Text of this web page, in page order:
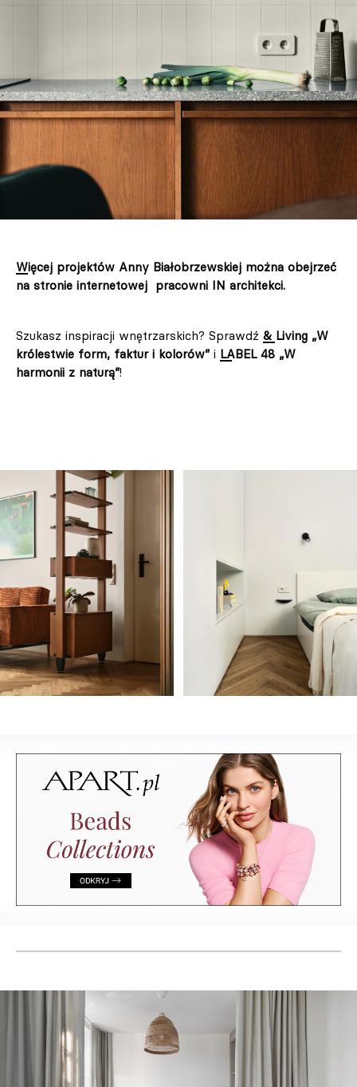
Więcej projektów Anny Białobrzewskiej można obejrzeć
na stronie internetowej pracowni IN architekci.
Szukasz inspiracji wnętrzarskich? Sprawdź & Living „W
królestwie form, faktur i kolorów” i LABEL 48 „W
harmonii z naturą”!